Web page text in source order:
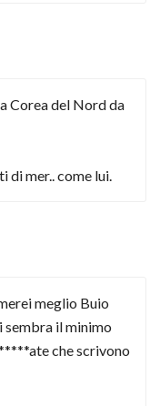
Corea del Nord da
di mer.. come lui.
meglio Buio
il minimo
che scrivono